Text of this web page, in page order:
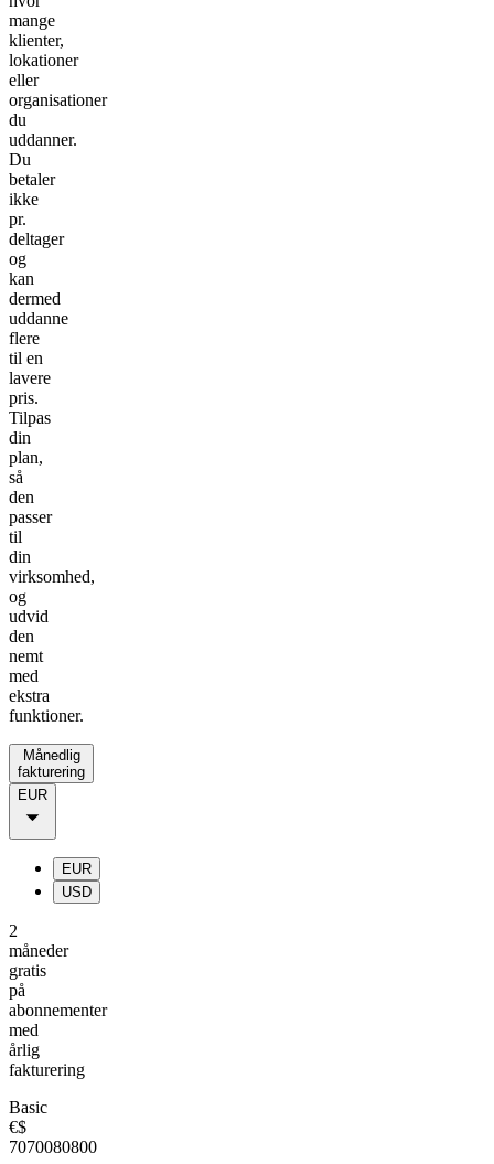
mange
klienter,
lokationer
eller
organisationer
du
uddanner.
Du
betaler
ikke
pr.
deltager
og
kan
dermed
uddanne
flere
til en
lavere
pris.
Tilpas
din
plan,
så
den
passer
til
din
virksomhed,
og
udvid
den
nemt
med
ekstra
funktioner.
Månedlig
fakturering
EUR
EUR
USD
2
måneder
gratis
på
abonnementer
med
årlig
fakturering
Basic
€$
7070080800